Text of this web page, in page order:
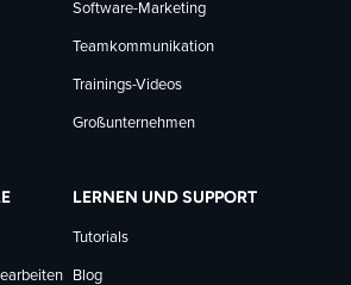
Software-Marketing
Teamkommunikation
Trainings-Videos
Großunternehmen
LERNEN UND SUPPORT
Tutorials
Blog